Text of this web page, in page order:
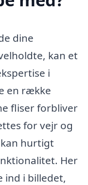
dine
kan et
i
en række
fliser forbliver
for vejr og
hurtigt
Her
ind i billedet,